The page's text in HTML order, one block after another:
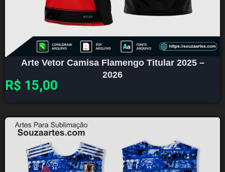
Arte Vetor Camisa Flamengo Titular 2025 –
2026
R$ 15,00